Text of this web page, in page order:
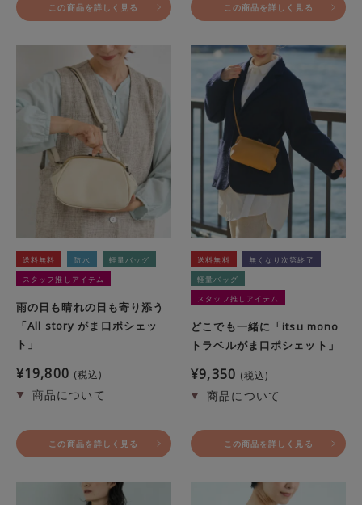
この商品を詳しく見る この商品を詳しく見る
送料無料 防水
軽量バッグ
スタッフ推しアイテム
雨の日も晴れの日も寄り添う
「All story がま口ポシェッ
ト」
¥19,800 税込
この商品を詳しく見る
送料無料
無くなり次第終了
軽量バッグ
スタッフ推しアイテム
どこでも一緒に「itsu mono
トラベルがま口ポシェット」
¥9,350 税込
この商品を詳しく見る